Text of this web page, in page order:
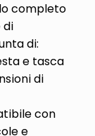
completo
di
di:
e tasca
di
con
e